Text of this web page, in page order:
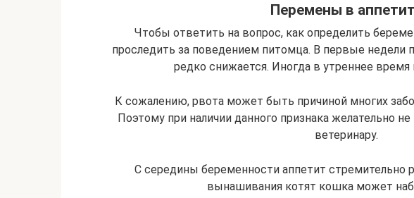
Перемены в
Чтобы ответить на вопрос, как определить
проследить за поведением питомца. В первые недели
редко снижается. Иногда в утреннее время
К сожалению, рвота может быть причиной многих
Поэтому при наличии данного признака желательно
ветеринару.
С середины беременности аппетит стремительно
вынашивания котят кошка может